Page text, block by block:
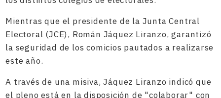
Mientras que el presidente de la Junta Central
Electoral (JCE), Román Jáquez Liranzo, garantizó
la seguridad de los comicios pautados a realizarse
este año.
A través de una misiva, Jáquez Liranzo indicó que
el pleno está en la disposición de "colaborar" con